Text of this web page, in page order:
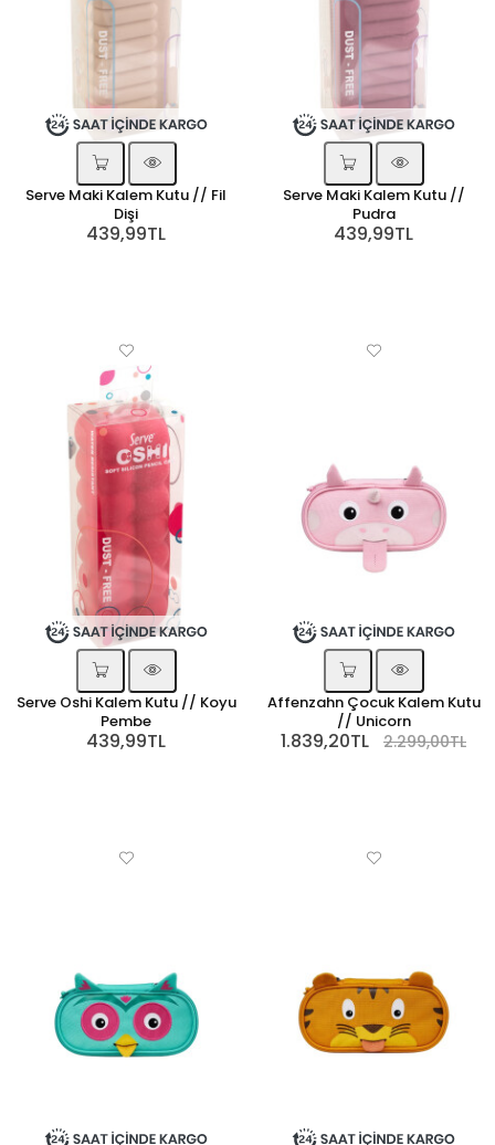
Serve Maki Kalem Kutu // Fil
Dişi
439,99TL
Serve Maki Kalem Kutu //
Pudra
439,99TL
Serve Oshi Kalem Kutu // Koyu
Pembe
439,99TL
Affenzahn Çocuk Kalem Kutu
// Unicorn
1.839,20TL 2.299,00TL